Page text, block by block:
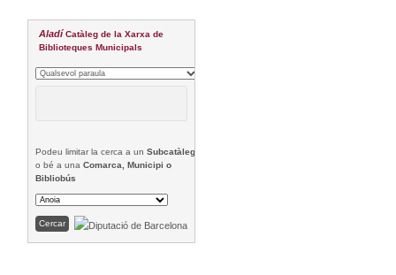
Aladí Catàleg de la Xarxa de
Biblioteques Municipals
Podeu limitar la cerca a unSubcatàleg
o bé a unaComarca, Municipi o
Bibliobús